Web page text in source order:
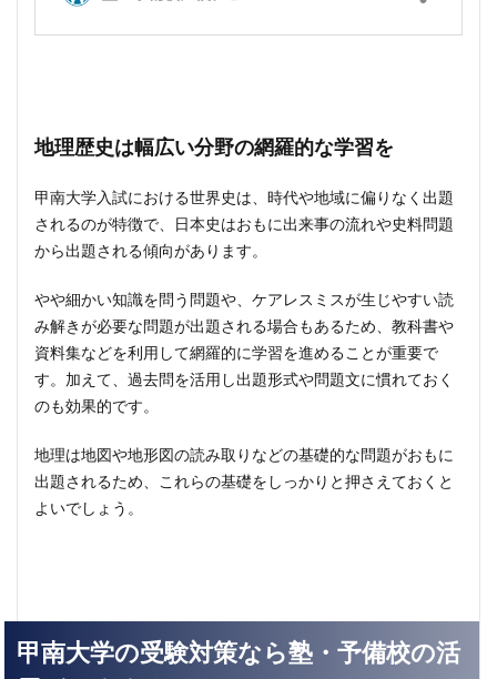
地理歴史は幅広い分野の網羅的な学習を
甲南大学入試における世界史は、時代や地域に偏りなく出題
されるのが特徴で、日本史はおもに出来事の流れや史料問題
から出題される傾向があります。
やや細かい知識を問う問題や、ケアレスミスが生じやすい読
み解きが必要な問題が出題される場合もあるため、教科書や
資料集などを利用して網羅的に学習を進めることが重要で
す。加えて、過去問を活用し出題形式や問題文に慣れておく
のも効果的です。
地理は地図や地形図の読み取りなどの基礎的な問題がおもに
出題されるため、これらの基礎をしっかりと押さえておくと
よいでしょう。
甲南大学の受験対策なら塾・予備校の活